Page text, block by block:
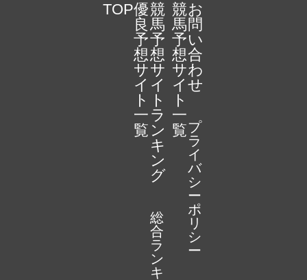
TOP優
良
予
想
サ
イ
ト
一
覧
競
馬
予
想
サ
イ
ト
ラ
ン
キ
ン
グ
総
合
ラ
ン
キ
競
馬
予
想
サ
イ
ト
一
覧
お
問
い
合
わ
せ
プ
ラ
イ
バ
シ
ー
ポ
リ
シ
ー